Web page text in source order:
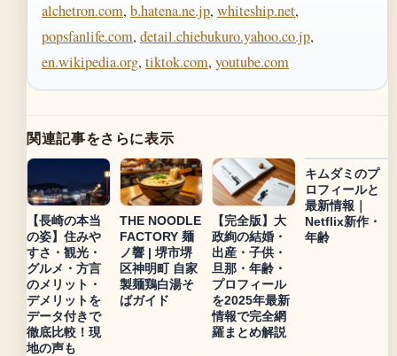
alchetron.com, b.hatena.ne.jp, whiteship.net,
popsfanlife.com, detail.chiebukuro.yahoo.co.jp,
en.wikipedia.org, tiktok.com, youtube.com
関連記事をさらに表示
【長崎の本当
の姿】住みや
すさ・観光・
グルメ・方言
のメリット・
デメリットを
データ付きで
徹底比較！現
地の声も
THE NOODLE
FACTORY 麺
ノ響 | 堺市堺
区神明町 自家
製麺鶏白湯そ
ばガイド
【完全版】大
政絢の結婚・
出産・子供・
旦那・年齢・
プロフィール
を2025年最新
情報で完全網
羅まとめ解説
キムダミのプ
ロフィールと
最新情報｜
Netflix新作・
年齢